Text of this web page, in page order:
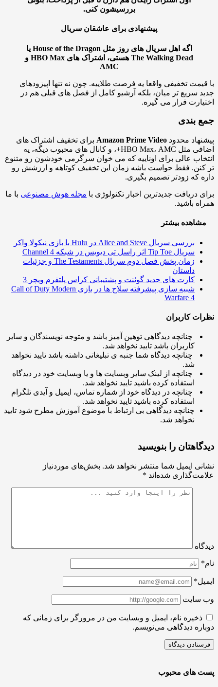
بررسیشون کنی.
پیشنهادی برای عاشقان سریال
اگه اهل سریال های روز مثل House of the Dragonیا
The Walking Dead
هستی، اشتراک های HBO Max و
AMC
تخفیفی واقعا یه فرصت طلاییه. چون نه تنها اپیزودهای
سریع تر میان، بلکه آرشیو کامل از فصل های قبلی هم در
قرار می گیره.
بندی
محدودAmazon Prime Videoبرای تخفیف اشتراک های
اضافی مثل HBO Max، AMC+، و کانال های محبوب دیگه، یه
عالی برای اوناییه که می خوان سرگرمی خودشون رو متنوع
فقط حواست باشه زمان این تخفیف کوتاهه و ارزشش رو
که زودتر تصمیم بگیری.
دریافت جدیدترین اخبار تکنولوژی با مجله هوش مصنوعیبا ما
باشید.
بیشتر
بررسی سریال Alice and Steve در Hulu با بازی نیکولا واکر
سریال Tip Toe اثر راسل تی دیویس در شبکه Channel 4
زمان پخش فصل دوم سریال The Testaments و جزئیات
داستان
کارت های جدید گوئنت و پشتیبانی کراس پلتفرم ویچر 3
شبیه سازی پیشرفته سلاح ها در بازی Call of Duty Modern
Warfare 4
کاربران
چنانچه دیدگاهی توهین آمیز باشد و متوجه نویسندگان و سایر
کاربران باشد تایید نخواهد شد.
چنانچه دیدگاه شما جنبه ی تبلیغاتی داشته باشد تایید نخواهد
چنانچه از لینک سایر وبسایت ها و یا وبسایت خود در دیدگاه
استفاده کرده باشید تایید نخواهد شد.
چنانچه در دیدگاه خود از شماره تماس، ایمیل و آیدی تلگرام
استفاده کرده باشید تایید نخواهد شد.
چنانچه دیدگاهی بی ارتباط با موضوع آموزش مطرح شود تایید
نخواهد شد.
را بنویسید
ایمیل شما منتشر نخواهد شد. بخش‌های موردنیاز
شده‌اند*
ذخیره نام، ایمیل و وبسایت من در مرورگر برای زمانی که
دیدگاهی می‌نویسم.
های محبوب